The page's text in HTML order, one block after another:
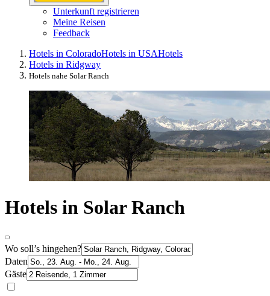
Unterkunft registrieren
Meine Reisen
Feedback
Hotels in ColoradoHotels in USAHotels
Hotels in Ridgway
Hotels nahe Solar Ranch
Hotels in Solar Ranch
Wo soll’s hingehen?
Daten
Gäste